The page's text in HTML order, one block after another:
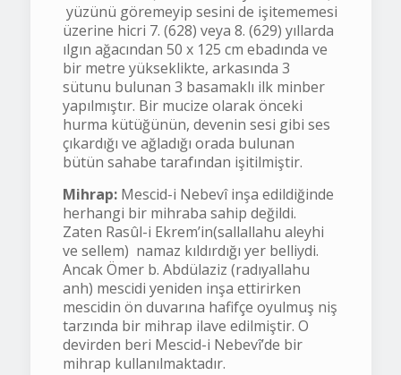
yüzünü göremeyip sesini de işitememesi
üzerine hicri 7. (628) veya 8. (629) yıllarda
ılgın ağacından 50 x 125 cm ebadında ve
bir metre yükseklikte, arkasında 3
sütunu bulunan 3 basamaklı ilk minber
yapılmıştır. Bir mucize olarak önceki
hurma kütüğünün, devenin sesi gibi ses
çıkardığı ve ağladığı orada bulunan
bütün sahabe tarafından işitilmiştir.
Mihrap:Mescid-i Nebevî inşa edildiğinde
herhangi bir mihraba sahip değildi.
Zaten Rasûl-i Ekrem’in(sallallahu aleyhi
ve sellem) namaz kıldırdığı yer belliydi.
Ancak Ömer b. Abdülaziz (radıyallahu
anh) mescidi yeniden inşa ettirirken
mescidin ön duvarına hafifçe oyulmuş niş
tarzında bir mihrap ilave edilmiştir. O
devirden beri Mescid-i Nebevî’de bir
mihrap kullanılmaktadır.